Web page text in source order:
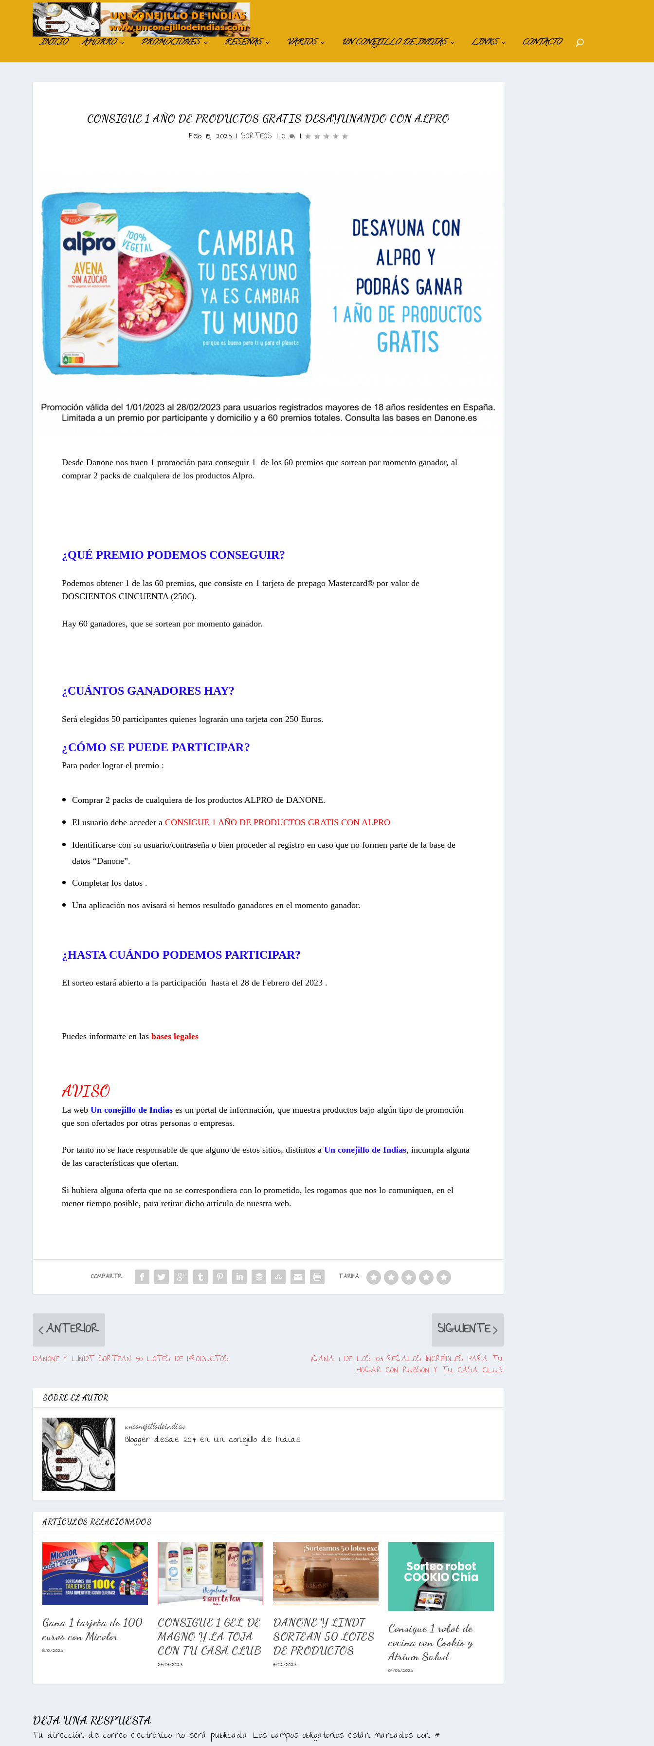
INICIO AHORRO PROMOCIONES RESEÑAS VARIOS UN CONEJILLO DE INDIAS LINKS CONTACTO
CONSIGUE 1 AÑO DE PRODUCTOS GRATIS DESAYUNANDO CON ALPRO
Feb 15, 2023 |SORTEOS |0 |
Desde Danone nos traen 1 promoción para conseguir 1 de los 60 premios que sortean por momento ganador, al
comprar 2 packs de cualquiera de los productos Alpro.
¿QUÉ PREMIO PODEMOS CONSEGUIR?
Podemos obtener 1 de las 60 premios, que consiste en 1 tarjeta de prepago Mastercard® por valor de
DOSCIENTOS CINCUENTA (250€).
Hay 60 ganadores, que se sortean por momento ganador.
¿CUÁNTOS GANADORES HAY?
Será elegidos 50participantesquienes lograrán una tarjeta con 250 Euros.
¿CÓMO SE PUEDE PARTICIPAR?
Para poder lograr el premio :
Comprar 2 packs de cualquiera de los productos ALPRO de DANONE.
El usuario debe acceder a CONSIGUE 1 AÑO DE PRODUCTOS GRATIS CON ALPRO
Identificarse con su usuario/contraseña o bien proceder al registro en caso que no formen parte de la base de
datos “Danone”.
Completar los datos .
Una aplicación nos avisará si hemos resultado ganadores en el momento ganador.
¿HASTA CUÁNDO PODEMOS PARTICIPAR?
El sorteo estará abierto a la participación hasta el 28 de Febrero del 2023 .
Puedes informarte en lasbases legales
AVISO
La webUn conejillo de Indias es un portal de información, que muestra productos bajo algún tipo de promoción
que son ofertados por otras personas o empresas.
Por tanto no se hace responsable de que alguno de estos sitios, distintos aUn conejillo de Indias, incumpla alguna
de las características que ofertan.
Si hubiera alguna oferta que no se correspondiera con lo prometido, les rogamos que nos lo comuniquen, en el
menor tiempo posible, para retirar dicho artículo de nuestra web.
COMPARTIR: TARIFA:
ANTERIOR
DANONE Y LINDT SORTEAN 50 LOTES DE PRODUCTOS
SIGUIENTE
¡GANA 1 DE LOS 103 REGALOS INCREÍBLES PARA TU
HOGAR CON RUBSON Y TU CASA CLUB!
SOBRE EL AUTOR
unconejillodeindias
Blogger desde 2014 en Un conejillo de Indias
ARTÍCULOS RELACIONADOS
Gana 1 tarjeta de 100
euros con Micolor
18/01/2023
CONSIGUE 1 GEL DE
MAGNO Y LA TOJA
CON TU CASA CLUB
24/04/2023
DANONE Y LINDT
SORTEAN 50 LOTES
DE PRODUCTOS
14/02/2023
Consigue 1 robot de
cocina con Cookio y
Atrium Salud
07/03/2023
DEJA UNA RESPUESTA
Tu dirección de correo electrónico no será publicada. Los campos obligatorios están marcados con *